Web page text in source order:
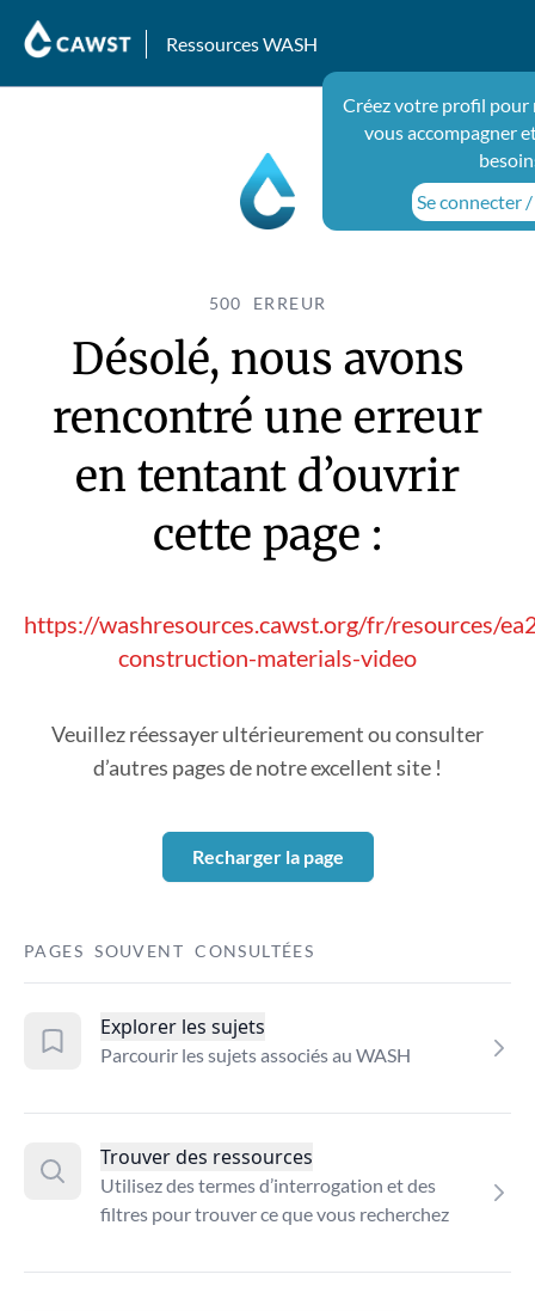
Ressources WASH
Créez votre profil pour
vous accompagner
Se connecter
500 ERREUR
Désolé, nous avons
rencontré une erreur
en tentant d’ouvrir
cette page :
https://washresources.cawst.org/fr/resources/
construction-materials-video
Veuillez réessayer ultérieurement ou consulter
d’autres pages de notre excellent site !
Recharger la page
PAGES SOUVENT CONSULTÉES
Explorer les sujets
Parcourir les sujets associés au WASH
Trouver des ressources
Utilisez des termes d’interrogation et des
filtres pour trouver ce que vous recherchez